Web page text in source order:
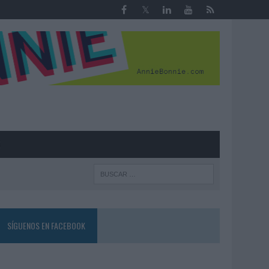
SÍGUENOS EN FACEBOOK